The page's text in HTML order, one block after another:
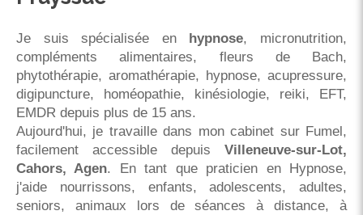
Je suis spécialisée en hypnose, micronutrition,
compléments alimentaires, fleurs de Bach,
phytothérapie, aromathérapie, hypnose, acupressure,
digipuncture, homéopathie, kinésiologie, reiki, EFT,
EMDR depuis plus de 15 ans.
Aujourd'hui, je travaille dans mon cabinet sur Fumel,
facilement accessible depuis Villeneuve-sur-Lot,
Cahors, Agen. En tant que praticien en Hypnose,
j'aide nourrissons, enfants, adolescents, adultes,
seniors, animaux lors de séances à distance, à